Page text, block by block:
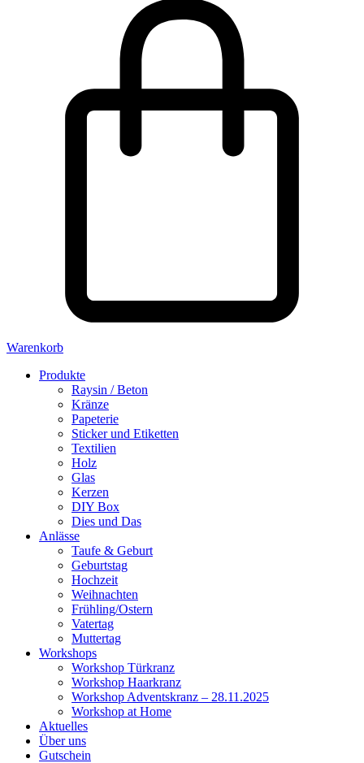
Warenkorb
Produkte
Raysin / Beton
Kränze
Papeterie
Sticker und Etiketten
Textilien
Holz
Glas
Kerzen
DIY Box
Dies und Das
Anlässe
Taufe & Geburt
Geburtstag
Hochzeit
Weihnachten
Frühling/Ostern
Vatertag
Muttertag
Workshops
Workshop Türkranz
Workshop Haarkranz
Workshop Adventskranz – 28.11.2025
Workshop at Home
Aktuelles
Über uns
Gutschein